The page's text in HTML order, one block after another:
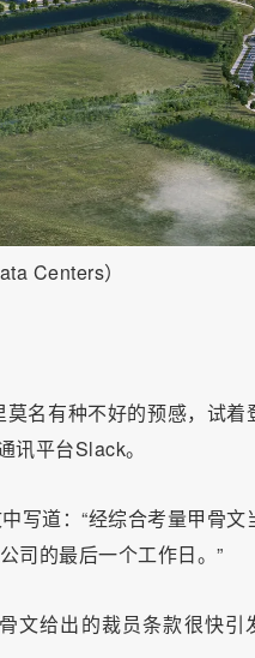
Centers）
名有种不好的预感，试着
讯平台Slack。
写道：“经综合考量甲骨文
司的最后一个工作日。”
文给出的裁员条款很快引